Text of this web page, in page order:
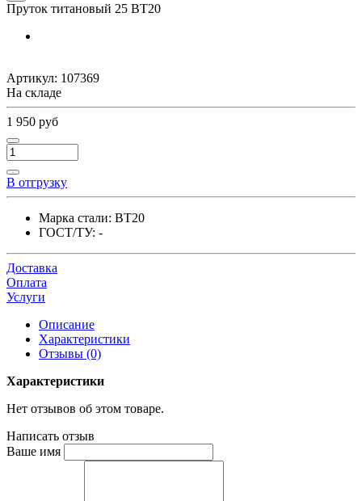
Пруток титановый 25 ВТ20
Артикул: 107369
На складе
1 950 руб
В отгрузку
Марка стали: ВТ20
ГОСТ/ТУ: -
Доставка
Оплата
Услуги
Описание
Характеристики
Отзывы (0)
Характеристики
Нет отзывов об этом товаре.
Написать отзыв
Ваше имя